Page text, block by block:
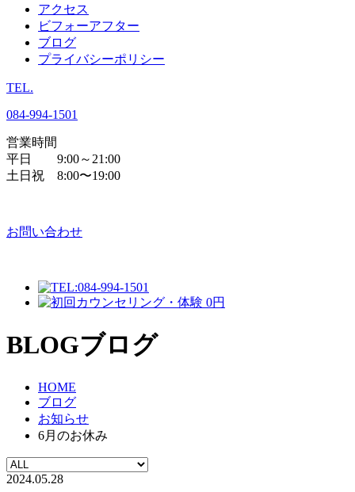
アクセス
ビフォーアフター
ブログ
プライバシーポリシー
TEL.
084-994-1501
営業時間
平日 9:00～21:00
土日祝 8:00〜19:00
お問い合わせ
BLOGブログ
HOME
ブログ
お知らせ
6月のお休み
2024.05.28